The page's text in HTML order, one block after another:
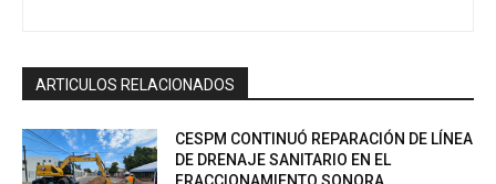
ARTICULOS RELACIONADOS
CESPM CONTINUÓ REPARACIÓN DE LÍNEA
DE DRENAJE SANITARIO EN EL